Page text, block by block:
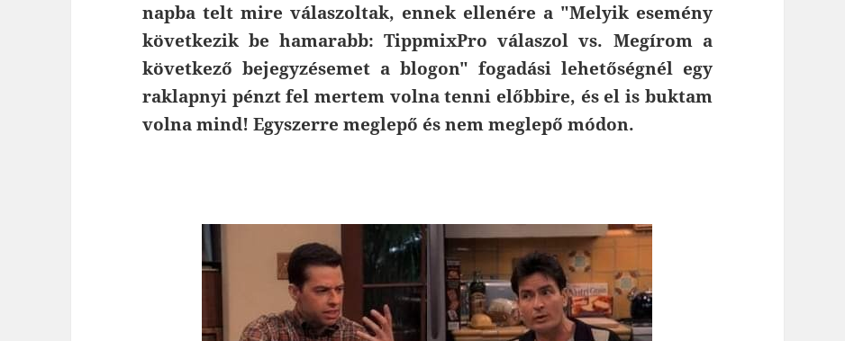
napba telt mire válaszoltak, ennek ellenére a "Melyik esemény
következik be hamarabb: TippmixPro válaszol vs. Megírom a
következő bejegyzésemet a blogon" fogadási lehetőségnél egy
raklapnyi pénzt fel mertem volna tenni előbbire, és el is buktam
volna mind! Egyszerre meglepő és nem meglepő módon.